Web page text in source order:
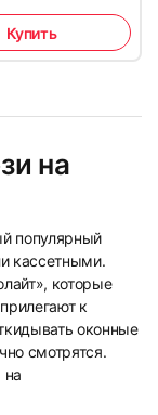
Купить
на
популярный
кассетными.
которые
к
оконные
смотрятся.
на